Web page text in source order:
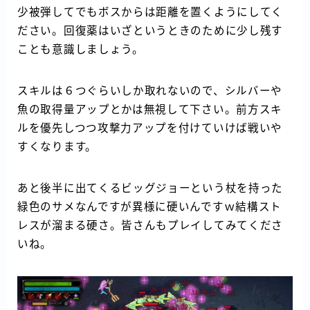
少被弾してでもボスからは距離を置くようにしてく
ださい。回復薬はいざというときのために少し残す
ことも意識しましょう。
スキルは６つぐらいしか取れないので、シルバーや
魚の取得量アップとかは無視して下さい。前方スキ
ルを優先しつつ攻撃力アップを付けていけば戦いや
すくなります。
あと後半に出てくるビッグジョーという杖を持った
緑色のサメなんですが異様に硬いんですｗ結構スト
レスが溜まる硬さ。皆さんもプレイしてみてくださ
いね。